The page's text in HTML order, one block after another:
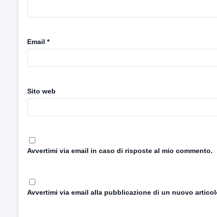
Email *
Sito web
Avvertimi via email in caso di risposte al mio commento.
Avvertimi via email alla pubblicazione di un nuovo